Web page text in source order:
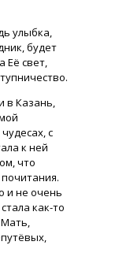
улыбка,
будет
Её свет,
в Казань,
с
к ней
что
и не очень
как-то
Мать,